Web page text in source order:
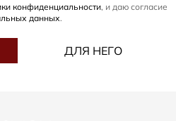
конфиденциальности, и даю согласие
данных.
ДЛЯ НЕГО